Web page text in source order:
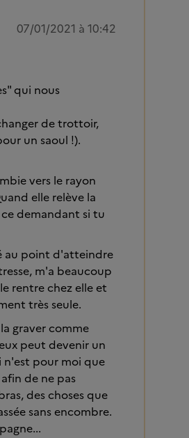
07/01/2021 à 10:42
qui nous
de trottoir,
un saoul !).
vers le rayon
elle relève la
demandant si tu
au point d'atteindre
m'a beaucoup
rentre chez elle et
très seule.
graver comme
peut devenir un
n'est pour moi que
de ne pas
des choses que
sans encombre.